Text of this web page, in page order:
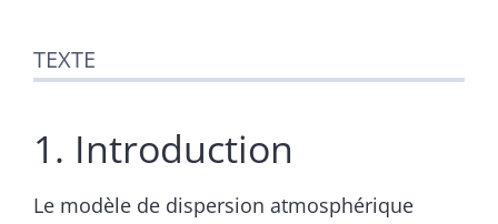
TEXTE
1. Introduction
Le modèle de dispersion atmosphérique